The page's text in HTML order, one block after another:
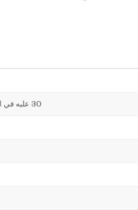
30 علبه في الدقيقة اي 1800 علبه في الساعه